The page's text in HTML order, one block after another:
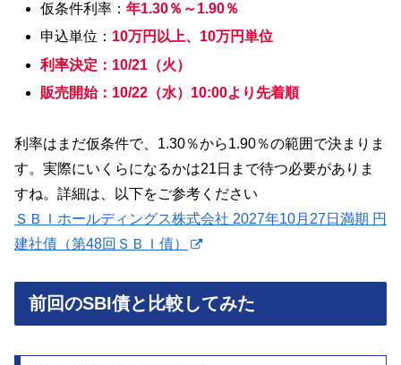
仮条件利率：年1.30％～1.90％
申込単位： 10万円以上、10万円単位
利率決定：10/21（火）
販売開始：10/22（水）10:00より先着順
利率はまだ仮条件で、1.30％から1.90％の範囲で決まりま
す。実際にいくらになるかは21日まで待つ必要がありま
すね。詳細は、以下をご参考ください
ＳＢＩホールディングス株式会社 2027年10月27日満期 円
建社債（第48回ＳＢＩ債）
前回のSBI債と比較してみた